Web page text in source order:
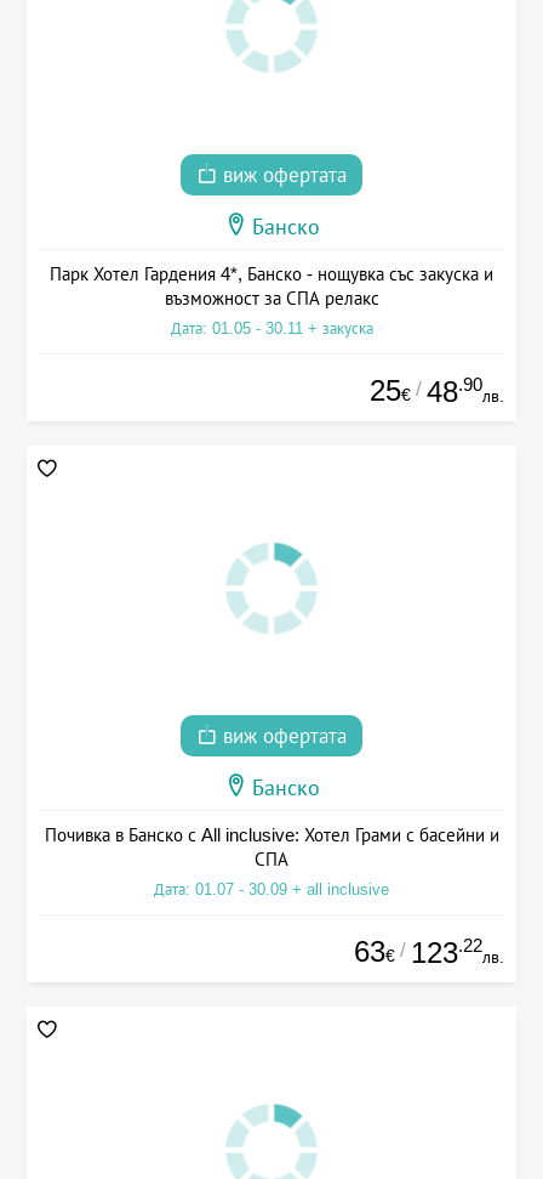
виж офертата
Банско
Парк Хотел Гардения 4*, Банско - нощувка със закуска и
възможност за СПА релакс
Дата: 01.05 - 30.11 + закуска
25€ / 48.90
лв.
виж офертата
Банско
Почивка в Банско с All inclusive: Хотел Грами с басейни и
СПА
Дата: 01.07 - 30.09 + all inclusive
63€ / 123.22
лв.